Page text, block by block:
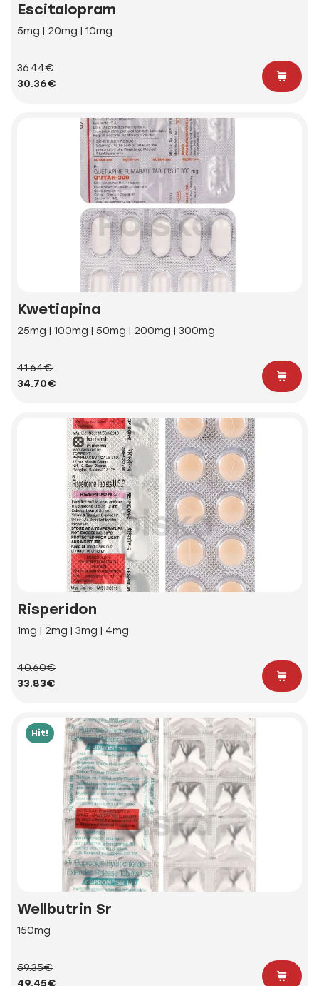
Escitalopram
5mg | 20mg | 10mg
36.44€
30.36€
Kwetiapina
25mg | 100mg | 50mg | 200mg | 300mg
41.64€
34.70€
Risperidon
1mg | 2mg | 3mg | 4mg
40.60€
33.83€
Hit!
Wellbutrin Sr
150mg
59.35€
49.45€